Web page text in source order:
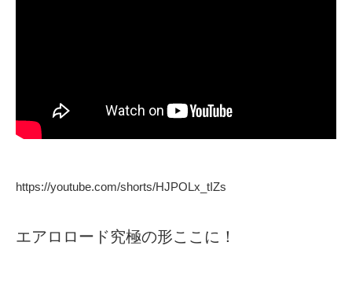
https://youtube.com/shorts/HJPOLx_tIZs
エアロロード究極の形ここに！